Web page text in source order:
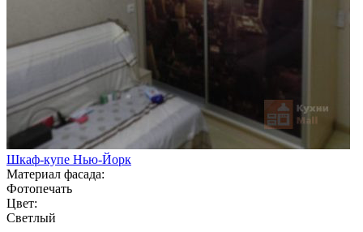
Шкаф-купе Нью-Йорк
Материал фасада:
Фотопечать
Цвет:
Светлый